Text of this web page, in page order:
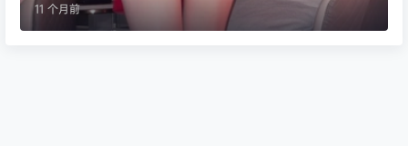
11 个月前